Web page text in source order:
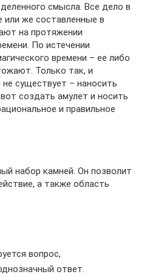
смысла. Все дело в
или же составленные в
на протяжении
По истечении
времени – ее либо
Только так, и
существует – наносить
создать амулет и носить
и правильное
набор камней. Он позволит
а также область
вопрос,
ответ.